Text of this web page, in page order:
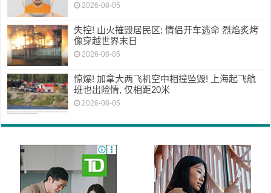
2026-08-05
失控! 山火摧毁居民区; 情侣开车逃命 烈焰炙烤
像穿越世界末日
2026-08-05
惊爆! 加拿大两飞机空中相撞坠毁! 上海起飞航
班也出险情, 仅相距20米
2026-08-05